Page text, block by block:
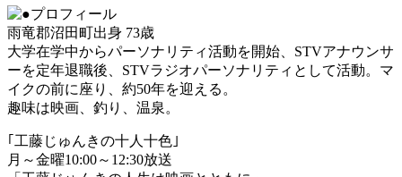
雨竜郡沼田町出身 73歳
大学在学中からパーソナリティ活動を開始、STVアナウンサ
ーを定年退職後、STVラジオパーソナリティとして活動。マ
イクの前に座り、約50年を迎える。
趣味は映画、釣り、温泉。
｢工藤じゅんきの十人十色｣
月～金曜10:00～12:30放送